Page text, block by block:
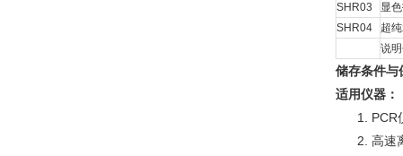
SHR03
显
SHR04
超
说
储存条件与
适用仪器：
1. PCR仪
2. 高速离